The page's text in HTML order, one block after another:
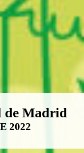
de
de Madrid
2022